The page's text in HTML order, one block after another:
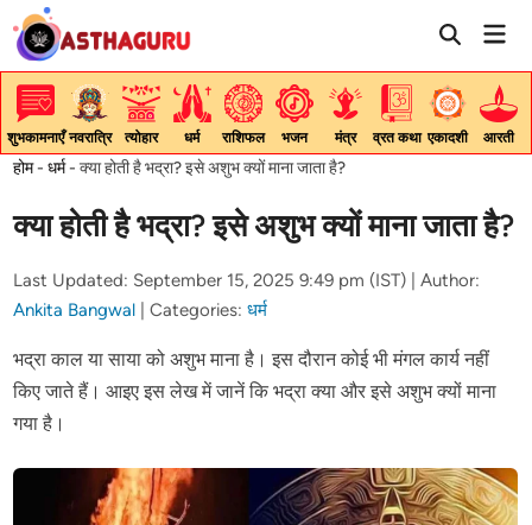
Skip
content
शुभकामनाएँ नवरात्रि त्योहार धर्म राशिफल भजन मंत्र व्रत कथा एकादशी आरती
होम-धर्म-क्या होती है भद्रा? इसे अशुभ क्यों माना जाता है?
क्या होती है भद्रा? इसे अशुभ क्यों माना जाता है?
Last Updated: September 15, 2025 9:49 pm (IST) |
Author:
Ankita Bangwal
Categories:धर्म
भद्रा काल या साया को अशुभ माना है। इस दौरान कोई भी मंगल कार्य नहीं
किए जाते हैं। आइए इस लेख में जानें कि भद्रा क्या और इसे अशुभ क्यों माना
गया है।